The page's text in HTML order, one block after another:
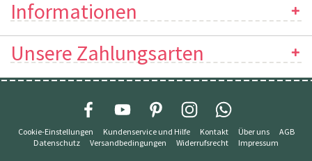
Informationen
Unsere Zahlungsarten
Cookie-Einstellungen Kundenservice und Hilfe Kontakt Über uns
AGB
Datenschutz
Versandbedingungen Widerrufsrecht Impressum